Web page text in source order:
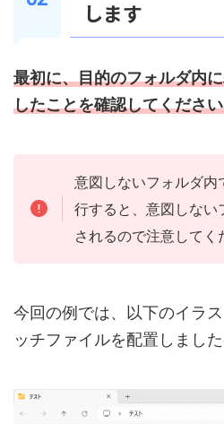
します
最初に、目的のフォルダ内
したことを確認してくださ
意図しないフォルダ内
行すると、意図しない
されるので注意してく
今回の例では、以下のイラ
ッチファイルを配置しました